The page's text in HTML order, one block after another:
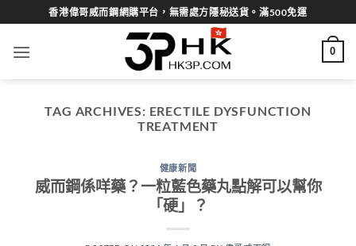
to
content
香港偉哥威而鋼網購平台，無需處方隱秘送貨。滿500免運
0
TAG ARCHIVES: ERECTILE DYSFUNCTION
TREATMENT
健康新聞
威而鋼係咩藥？一粒藍色藥丸點解可以幫你
「硬」？